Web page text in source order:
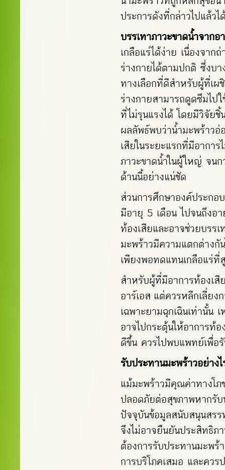
ประการดังที่กล่าวไปแล้วไ
บรรเทาภาวะขาดน้ำจากอ
เกลือแร่ได้ง่าย เนื่องจาก
ร่างกายได้ตามปกติ ซึ่งบ
ทางเลือกที่ดีสำหรับผู้ที่เผ
ร่างกายสามารถดูดซึมไป
ที่ไม่รุนแรงได้ โดยมีวิจัย
ผลลัพธ์พบว่าน้ำมะพร้าวอ่
เสียในระยะแรกที่มีอากา
ภาวะขาดน้ำในผู้ใหญ่ จน
ด้านนี้อย่างแน่ชัด
ส่วนการศึกษาองค์ประกอ
มีอายุ 5 เดือน ไปจนถึงอ
ท้องเสียและอาจช่วยบรร
มะพร้าวมีความแตกต่างกั
เพียงพอทดแทนเกลือแร่ที่
สำหรับผู้ที่มีอาการท้องเ
อาร์เอส แต่ควรหลีกเลี่ยง
เฉพาะยามฉุกเฉินเท่านั้น
อาจไปกระตุ้นให้อาการท้
ดีขึ้น ควรไปพบแพทย์เพื่อ
รับประทานมะพร้าวอย่าง
แม้มะพร้าวมีคุณค่าทางโภ
ปลอดภัยต่อสุขภาพหากรั
ปัจจุบันข้อมูลสนับสนุนสร
จึงไม่อาจยืนยันประสิทธิภ
ต้องการรับประทานมะพ
การบริโภคเสมอ และคว